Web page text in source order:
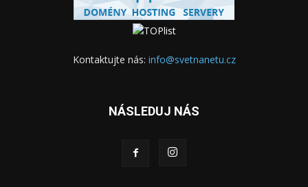
Kontaktujte nás: info@svetnanetu.cz
NÁSLEDUJ NÁS